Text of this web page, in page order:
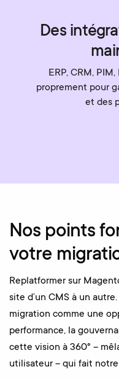
Des
ERP, CRM,
proprement pour
et des
Nos points
votre
Replatformer sur
site d’un CMS à un
migration comme une
performance, la
cette vision à 360° –
utilisateur – qui fait